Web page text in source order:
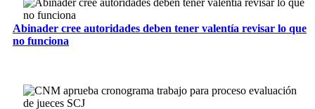
Abinader cree autoridades deben tener valentía revisar lo que
no funciona